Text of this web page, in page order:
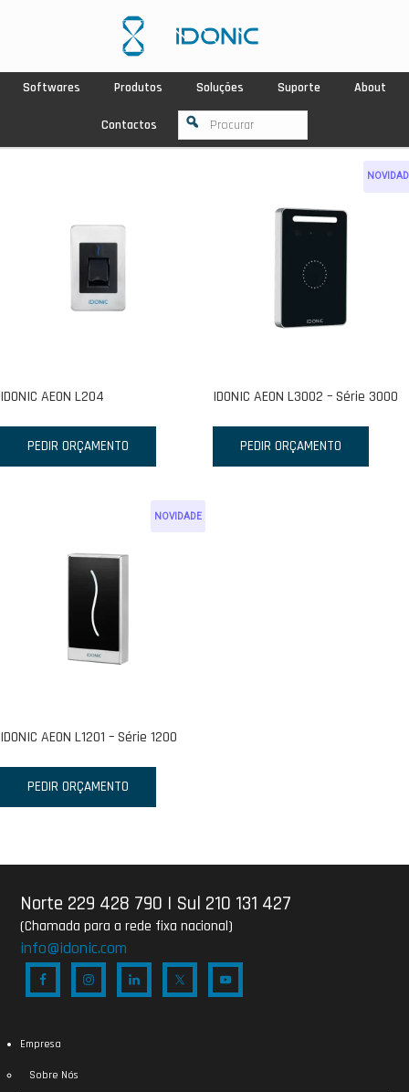
Softwares Produtos Soluções Suporte About
Contactos
IDONIC AEON L204
PEDIR ORÇAMENTO
IDONIC AEON L3002 – Série 3000
PEDIR ORÇAMENTO
NOVIDADE
IDONIC AEON L1201 – Série 1200
PEDIR ORÇAMENTO
Norte 229 428 790 | Sul 210 131 427
(Chamada para a rede fixa nacional)
info@idonic.com
Empresa
Sobre Nós